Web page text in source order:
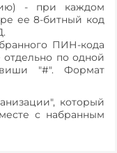
- при каждом
ее 8-битный код
ПИН-кода
по одной
"#". Формат
который
с набранным